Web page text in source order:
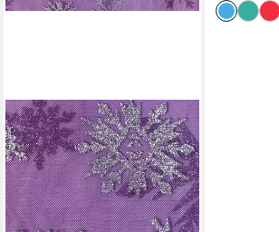
SCHÖNER LEBEN.
Stoff Tüllstoff Meterware
Farbverlauf Glitzerkristalle
pink blau 1,55m, mit Metallic-
Effekt
10,95 €